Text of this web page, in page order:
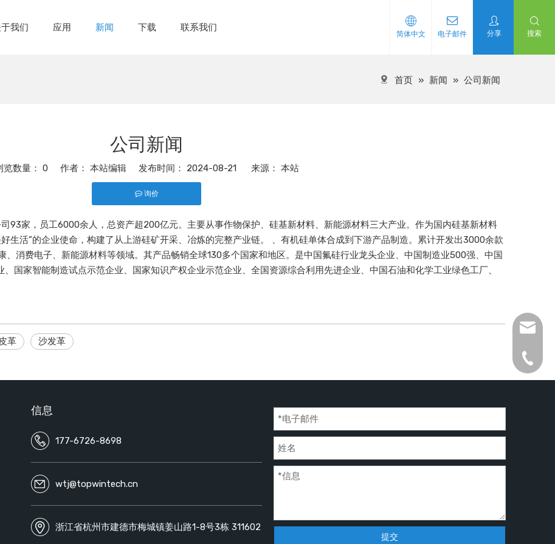
我们 应用 新闻 下载 联系我们
简体中文 电子邮件 分享 搜索
首页 » 新闻 » 公司新闻
公司新闻
览数量： 0 作者： 本站编辑 发布时间： 2024-08-21 来源： 本站
询价
93家，员工6000余人，总资产超200亿元。主要从事作物保护、硅基新材料、新能源材料三大产业。作为国内硅基新材料
生活”的企业使命，构建了从上游硅矿开采、冶炼的完整产业链。 、有机硅单体合成到下游产品制造。累计开发出3000余款
消费电子、新能源材料等领域。其产品畅销全球130多个国家和地区。是中国氟硅行业龙头企业、中国制造业500强、中国
国家智能制造试点示范企业、国家知识产权企业示范企业、全国资源综合利用先进企业、中国石油和化学工业绿色工厂、
革 沙发革
177-
信息
177-6726-8698
wtj@topwintech.cn
浙江省杭州市建德市梅城镇姜山路1-8号3栋 311602
提交